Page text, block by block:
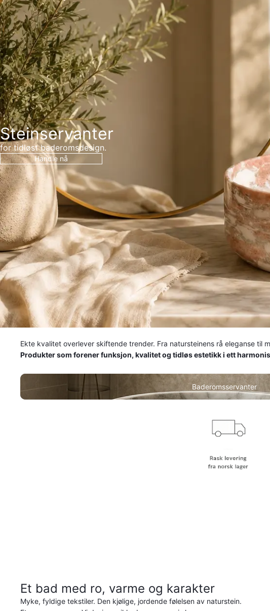
Steinservanter
for tidløst baderomsdesign.
Handle nå
Ekte kvalitet overlever skiftende trender. Fra natursteinens rå eleganse
Produkter som forener funksjon, kvalitet og tidløs estetikk i ett
Baderomsservanter
Baderomsservanter
Et bad med ro, varme og karakter
Myke, fyldige tekstiler. Den kjølige, jordende følelsen av naturstein.